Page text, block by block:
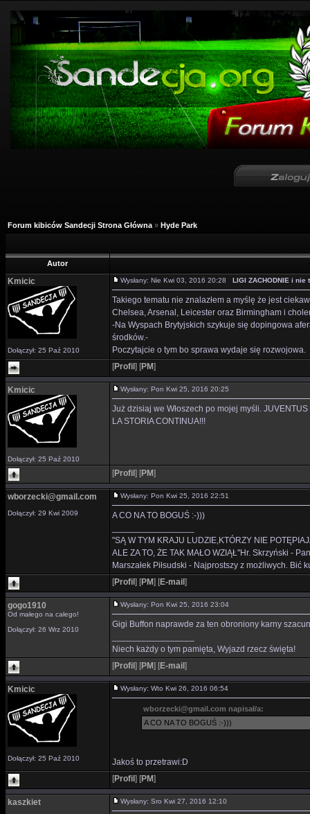
Forum kibiców Sandecji Strona Główna » Hyde Park
Autor
Kmicic
Dołączył: 25 Paź 2010
Wysłany: Nie Kwi 03, 2016 20:28 LIGI ZACHODNIE i nie
Takiego tematu nie znalazłem a myślę że jest
Chelsea, Arsenal, Leicester oraz Birmingham i
-Na Wyspach Brytyjskich szykuje się dopingowa
środków.-
Poczytajcie o tym bo sprawa wydaje się rozwojowa.
[Profil ] [PM]
Kmicic
Dołączył: 25 Paź 2010
Wysłany: Pon Kwi 25, 2016 20:25
Już dzisiaj we Włoszech po mojej myśli.
LA STORIA CONTINUA!!!
[Profil ] [PM]
wborzecki@gmail.com
Dołączył: 29 Kwi 2009
Wysłany: Pon Kwi 25, 2016 22:51
A CO NA TO BOGUŚ :-)))
"SĄ W TYM KRAJU LUDZIE,KTÓRZY NIE
ALE ZA TO, ŻE TAK MAŁO WZIĄŁ"Hr. Skrzyński -
Marszałek Piłsudski - Najprostszy z możliwych. Bić
[Profil ] [PM] [E-mail ]
gogo1910
Od małego na całego!
Dołączył: 26 Wrz 2010
Wysłany: Pon Kwi 25, 2016 23:04
Gigi Buffon naprawde za ten obroniony karny
Niech każdy o tym pamięta, Wyjazd rzecz święta!
[Profil ] [PM] [E-mail ]
Kmicic
Dołączył: 25 Paź 2010
Wysłany: Wto Kwi 26, 2016 06:54
wborzecki@gmail.com napisał/a:
A CO NA TO BOGUŚ :-)))
Jakoś to przetrawi:D
[Profil ] [PM]
kaszkiet Wysłany: Sro Kwi 27, 2016 12:10